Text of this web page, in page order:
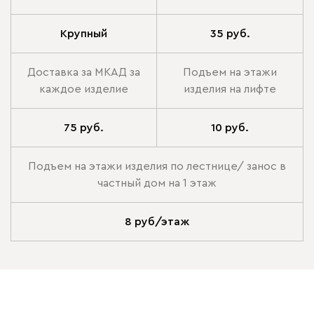
Крупный 35 руб.
Доставка за МКАД за
каждое изделие
Подъем на этажи
изделия на лифте
75 руб. 10 руб.
Подъем на этажи изделия по лестнице/ занос в
частный дом на 1 этаж
8 руб/этаж